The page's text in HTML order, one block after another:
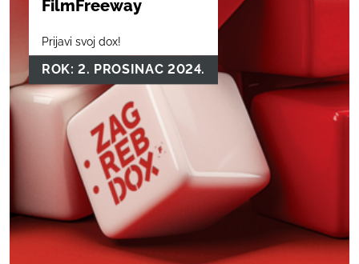
FilmFreeway
Prijavi svoj dox!
ROK: 2. PROSINAC 2024.